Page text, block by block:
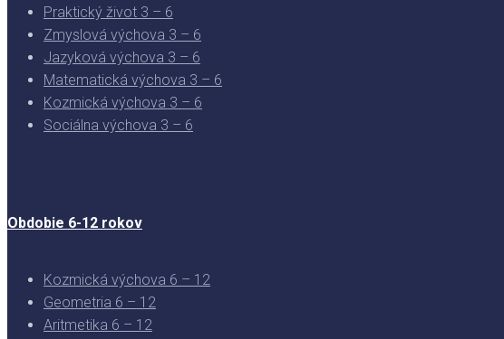
Praktický život 3 – 6
Zmyslová výchova 3 – 6
Jazyková výchova 3 – 6
Matematická výchova 3 – 6
Kozmická výchova 3 – 6
Sociálna výchova 3 – 6
Obdobie 6-12 rokov
Kozmická výchova 6 – 12
Geometria 6 – 12
Aritmetika 6 – 12